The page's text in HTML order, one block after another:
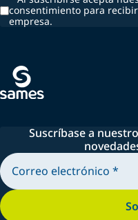
consentimiento para
empresa.
Suscríbase a